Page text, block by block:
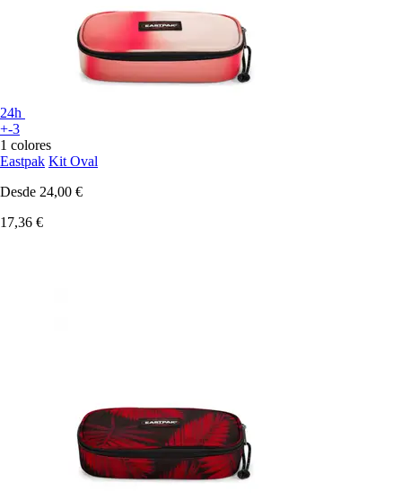
24h
+-3
1 colores
Eastpak Kit Oval
Desde 24,00 €
17,36 €